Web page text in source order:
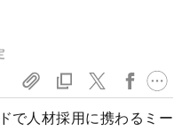
で人材採用に携わるミー